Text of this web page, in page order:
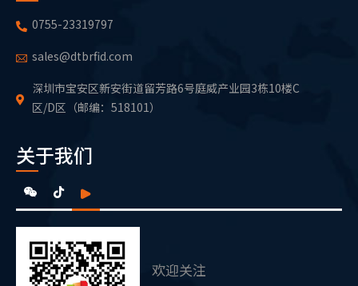
0755-23319797
sales@dtbrfid.com
深圳市宝安区新安街道留芳路6号庭威产业园3栋10楼C
区/D区（邮编：518101）
关于我们
欢迎关注